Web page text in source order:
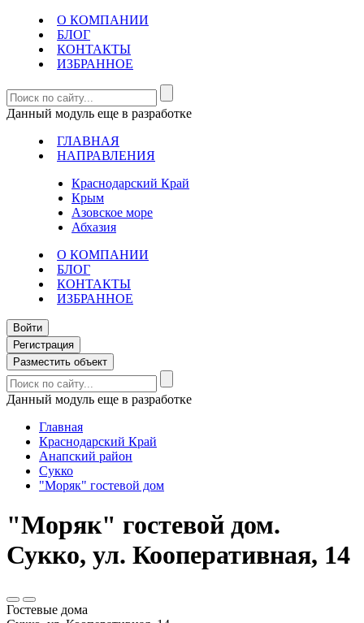
О КОМПАНИИ
БЛОГ
КОНТАКТЫ
ИЗБРАННОЕ
Данный модуль еще в разработке
ГЛАВНАЯ
НАПРАВЛЕНИЯ
Краснодарский Край
Крым
Азовское море
Абхазия
О КОМПАНИИ
БЛОГ
КОНТАКТЫ
ИЗБРАННОЕ
Войти
Регистрация
Разместить объект
Данный модуль еще в разработке
Главная
Краснодарский Край
Анапский район
Сукко
"Моряк" гостевой дом
"Моряк" гостевой дом.
Сукко, ул. Кооперативная, 14
Гостевые дома